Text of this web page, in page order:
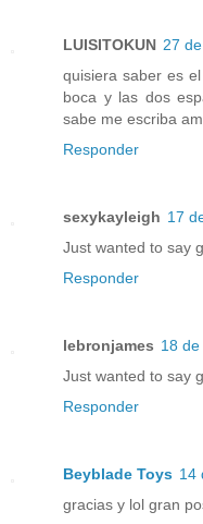
LUISITOKUN 27
quisiera saber es
boca y las dos
sabe me escriba
Responder
sexykayleigh 17
Just wanted to say
Responder
lebronjames 18
Just wanted to say
Responder
Beyblade Toys 14
gracias y lol gran